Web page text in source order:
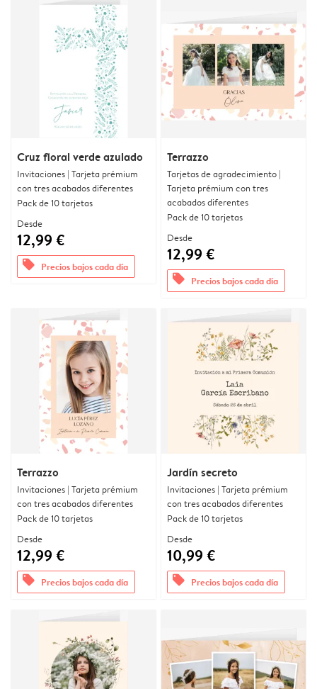
Cruz floral verde azulado
Invitaciones | Tarjeta prémium
con tres acabados diferentes
Pack de 10 tarjetas
Desde
12,99 €
offers Precios bajos cada día
Terrazzo
Tarjetas de agradecimiento |
Tarjeta prémium con tres
acabados diferentes
Pack de 10 tarjetas
Desde
12,99 €
offers Precios bajos cada día
Terrazzo
Invitaciones | Tarjeta prémium
con tres acabados diferentes
Pack de 10 tarjetas
Desde
12,99 €
offers Precios bajos cada día
Jardín secreto
Invitaciones | Tarjeta prémium
con tres acabados diferentes
Pack de 10 tarjetas
Desde
10,99 €
offers Precios bajos cada día